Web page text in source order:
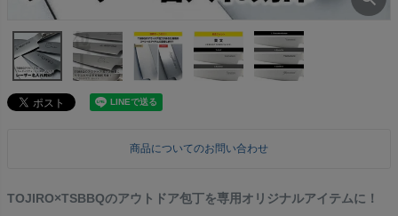
商品についてのお問い合わせ
TOJIRO×TSBBQのアウトドア包丁を専用オリジナルアイテムに！